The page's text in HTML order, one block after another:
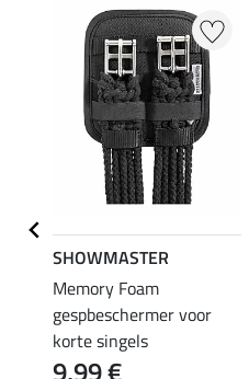
SHOWMASTER
Memory Foam
gespbeschermer voor
korte singels